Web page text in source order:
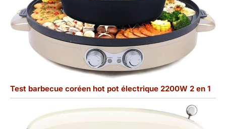
Test barbecue coréen hot pot électrique 2200W 2 en 1